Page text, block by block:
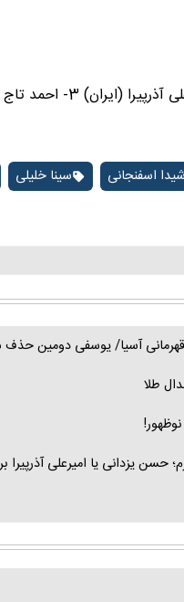
اسفنجانی سینا خلیلی
قهرمانی آسیا/ یوسفی دومین
طلا